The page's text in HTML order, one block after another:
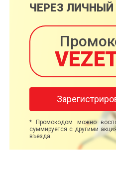
ЧЕРЕЗ ЛИЧНЫЙ
* Промокодом можно
суммируется с другими
въезда.